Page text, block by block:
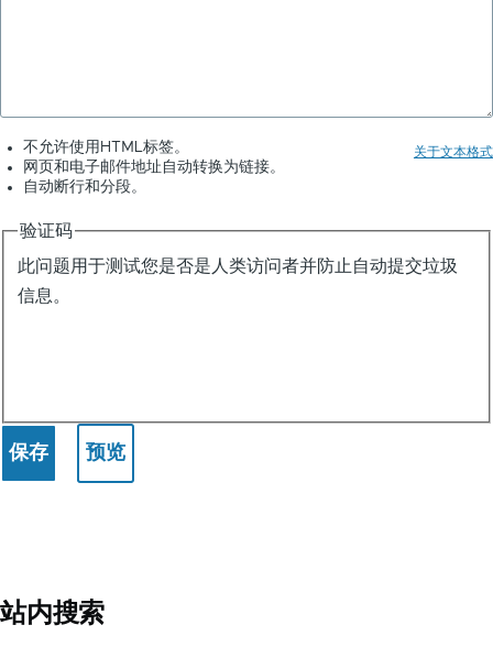
关于文本格式
不允许使用HTML标签。
网页和电子邮件地址自动转换为链接。
自动断行和分段。
验证码
此问题用于测试您是否是人类访问者并防止自动提交垃圾
信息。
站内搜索